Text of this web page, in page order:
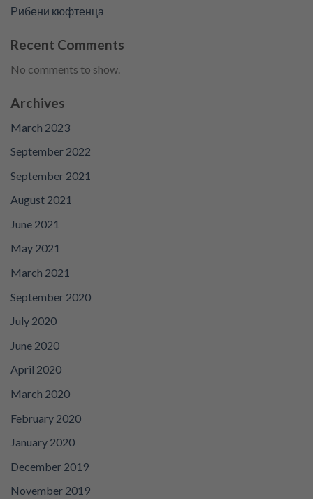
Рибени кюфтенца
Recent Comments
No comments to show.
Archives
March 2023
September 2022
September 2021
August 2021
June 2021
May 2021
March 2021
September 2020
July 2020
June 2020
April 2020
March 2020
February 2020
January 2020
December 2019
November 2019